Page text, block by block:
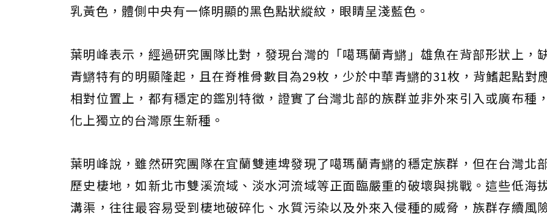
乳黃色，體側中央有一條明顯的黑色點狀縱紋，眼睛呈淺藍色。
葉明峰表示，經過研究團隊比對，發現台灣的「噶瑪蘭青鱂」雄魚在背部形狀上，
青鱂特有的明顯隆起，且在脊椎骨數目為29枚，少於中華青鱂的31枚，背鰭起點對
相對位置上，都有穩定的鑑別特徵，證實了台灣北部的族群並非外來引入或廣布種
化上獨立的台灣原生新種。
葉明峰說，雖然研究團隊在宜蘭雙連埤發現了噶瑪蘭青鱂的穩定族群，但在台灣北
歷史棲地，如新北市雙溪流域、淡水河流域等正面臨嚴重的破壞與挑戰。這些低海
溝渠，往往最容易受到棲地破碎化、水質污染以及外來入侵種的威脅，族群存續風